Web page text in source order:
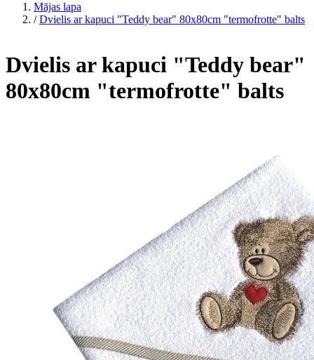
Mājas lapa
/ Dvielis ar kapuci "Teddy bear" 80x80cm "termofrotte" balts
Dvielis ar kapuci "Teddy bear"
80x80cm "termofrotte" balts